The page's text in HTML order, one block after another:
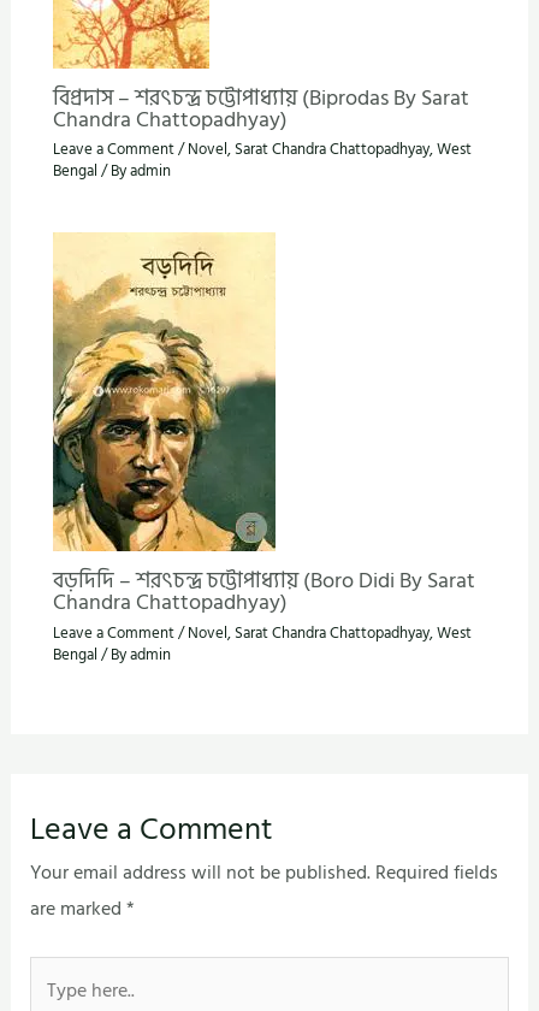
বিপ্রদাস – শরৎচন্দ্র চট্টোপাধ্যায় (Biprodas By Sarat
Chandra Chattopadhyay)
Leave a Comment/Novel, Sarat Chandra Chattopadhyay,West
Bengal / Byadmin
বড়দিদি – শরৎচন্দ্র চট্টোপাধ্যায় (Boro Didi By Sarat
Chandra Chattopadhyay)
Leave a Comment/Novel, Sarat Chandra Chattopadhyay,West
Bengal / Byadmin
Leave a Comment
Your email address will not be published.Required fields
are marked*